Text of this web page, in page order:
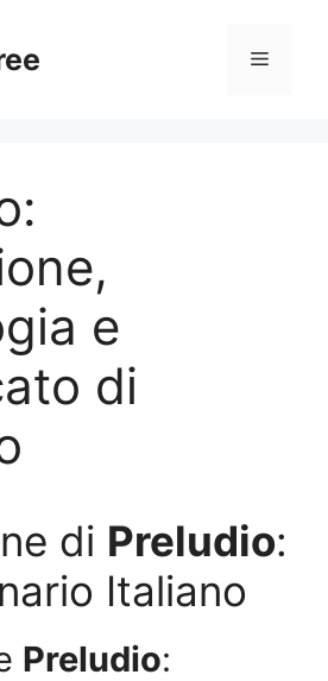
Menu
e
di
di Preludio:
Italiano
Preludio: